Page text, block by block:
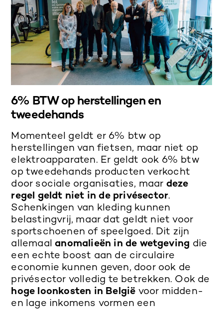
6% BTW op herstellingen en
tweedehands
Momenteel geldt er 6% btw op
herstellingen van fietsen, maar niet op
elektroapparaten. Er geldt ook 6% btw
op tweedehands producten verkocht
door sociale organisaties, maar deze
regel geldt niet in de privésector.
Schenkingen van kleding kunnen
belastingvrij, maar dat geldt niet voor
sportschoenen of speelgoed. Dit zijn
allemaalanomalieën in de wetgeving die
een echte boost aan de circulaire
economie kunnen geven, door ook de
privésector volledig te betrekken. Ook de
hoge loonkosten in België voor midden-
en lage inkomens vormen een